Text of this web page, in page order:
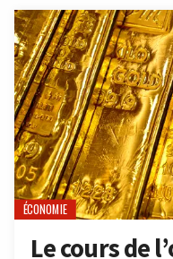
ÉCONOMIE
Le cours de